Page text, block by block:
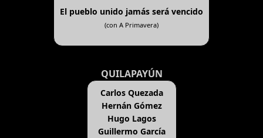
El pueblo unido jamás será vencido
(con A Primavera)
QUILAPAYÚN
Carlos Quezada
Hernán Gómez
Hugo Lagos
Guillermo García